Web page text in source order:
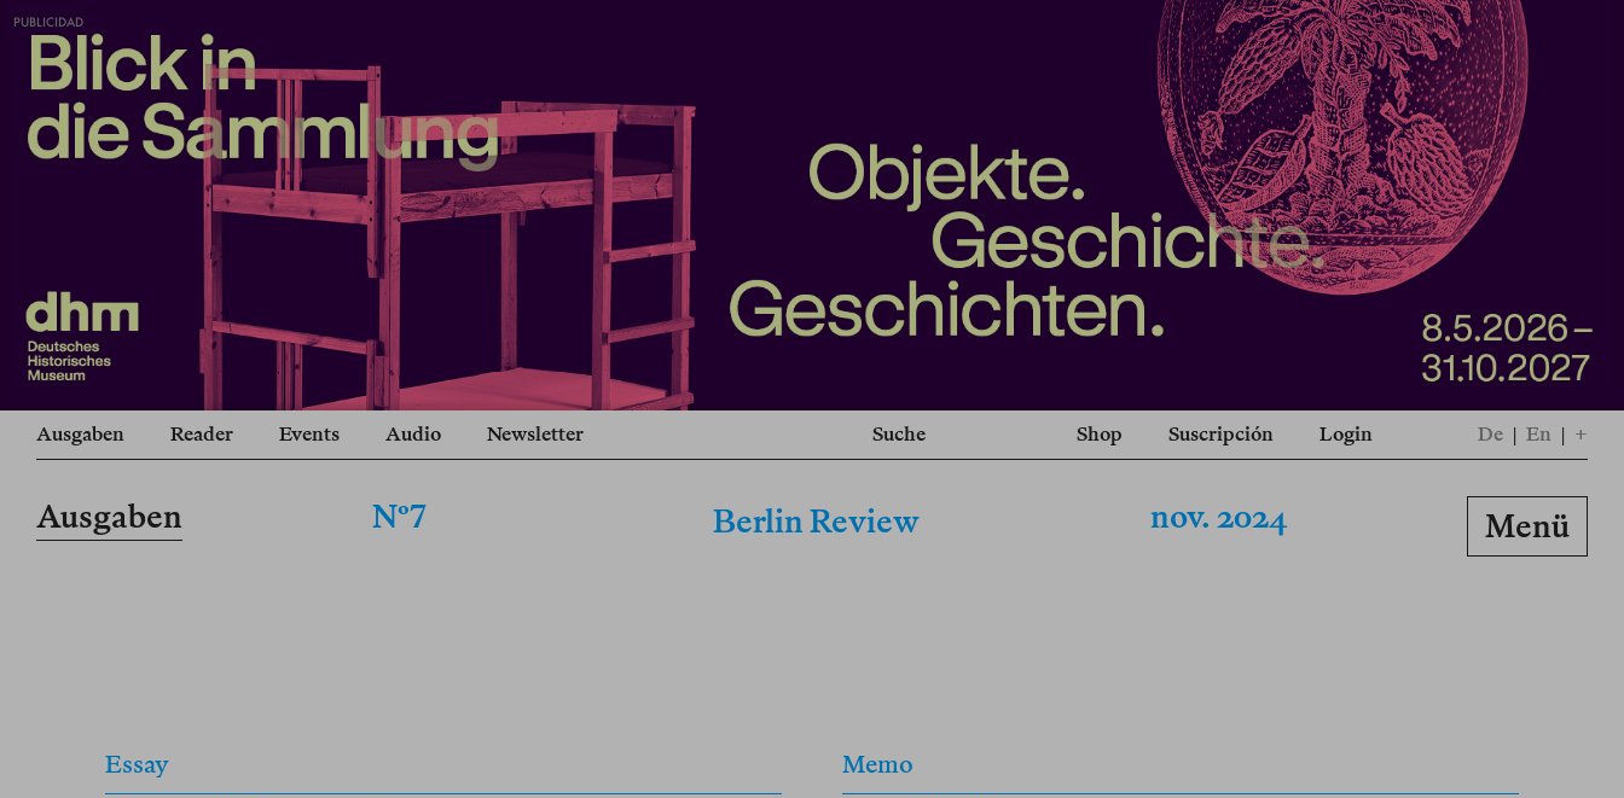
PUBLICIDAD
Ausgaben Reader Events Audio Newsletter Suche Shop Suscripción Login De | En | +
Ausgaben Nº7 Berlin Review nov. 2024 Menü
Essay Memo